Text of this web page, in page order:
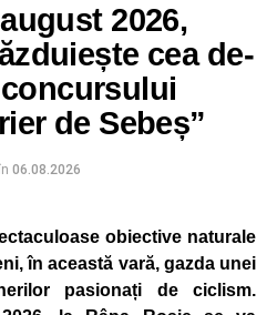
2026,
cea de-
de Sebeș”
06.08.2026
obiective naturale
în această vară, gazda unei
pasionați de ciclism.